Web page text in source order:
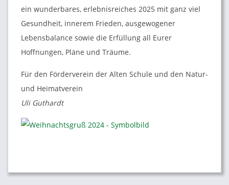
ein wunderbares, erlebnisreiches 2025 mit ganz viel
Gesundheit, innerem Frieden, ausgewogener
Lebensbalance sowie die Erfüllung all Eurer
Hoffnungen, Pläne und Träume.
Für den Förderverein der Alten Schule und den Natur-
und Heimatverein
Uli Guthardt
2024-